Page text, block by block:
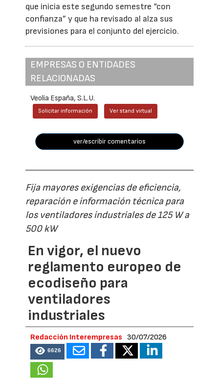
que inicia este segundo semestre “con
confianza” y que ha revisado al alza sus
previsiones para el conjunto del ejercicio.
EMPRESAS O ENTIDADES
RELACIONADAS
Veolia España, S.L.U.
Solicitar información Ver stand virtual
ver/escribir comentarios
Fija mayores exigencias de eficiencia,
reparación e información técnica para
los ventiladores industriales de 125 W a
500 kW
En vigor, el nuevo
reglamento europeo de
ecodiseño para
ventiladores
industriales
Redacción Interempresas 30/07/2026
6626